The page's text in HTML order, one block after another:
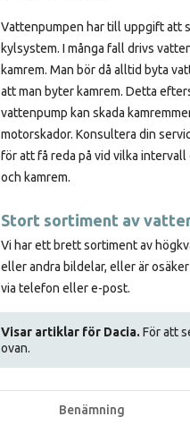
Vattenpumpen har till uppgift att
kylsystem. I många fall drivs
kamrem. Man bör då alltid byta
att man byter kamrem. Detta
vattenpump kan skada
motorskador. Konsultera din
för att få reda på vid vilka
och kamrem.
Stort sortiment av
Vi har ett brett sortiment av
eller andra bildelar, eller är
via telefon eller e-post.
Visar artiklar för Dacia. För att
ovan.
Benämning